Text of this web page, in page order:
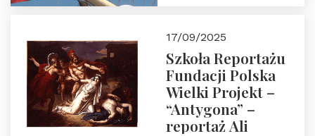
17/09/2025
Szkoła Reportażu
Fundacji Polska
Wielki Projekt –
“Antygona” –
reportaż Ali